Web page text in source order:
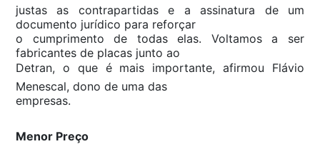
justas as contrapartidas e a assinatura de um
documento jurídico para reforçar
o cumprimento de todas elas. Voltamos a ser
fabricantes de placas junto ao
Detran, o que é mais importante, afirmou Flávio
Menescal, dono de uma das
empresas.
Menor Preço